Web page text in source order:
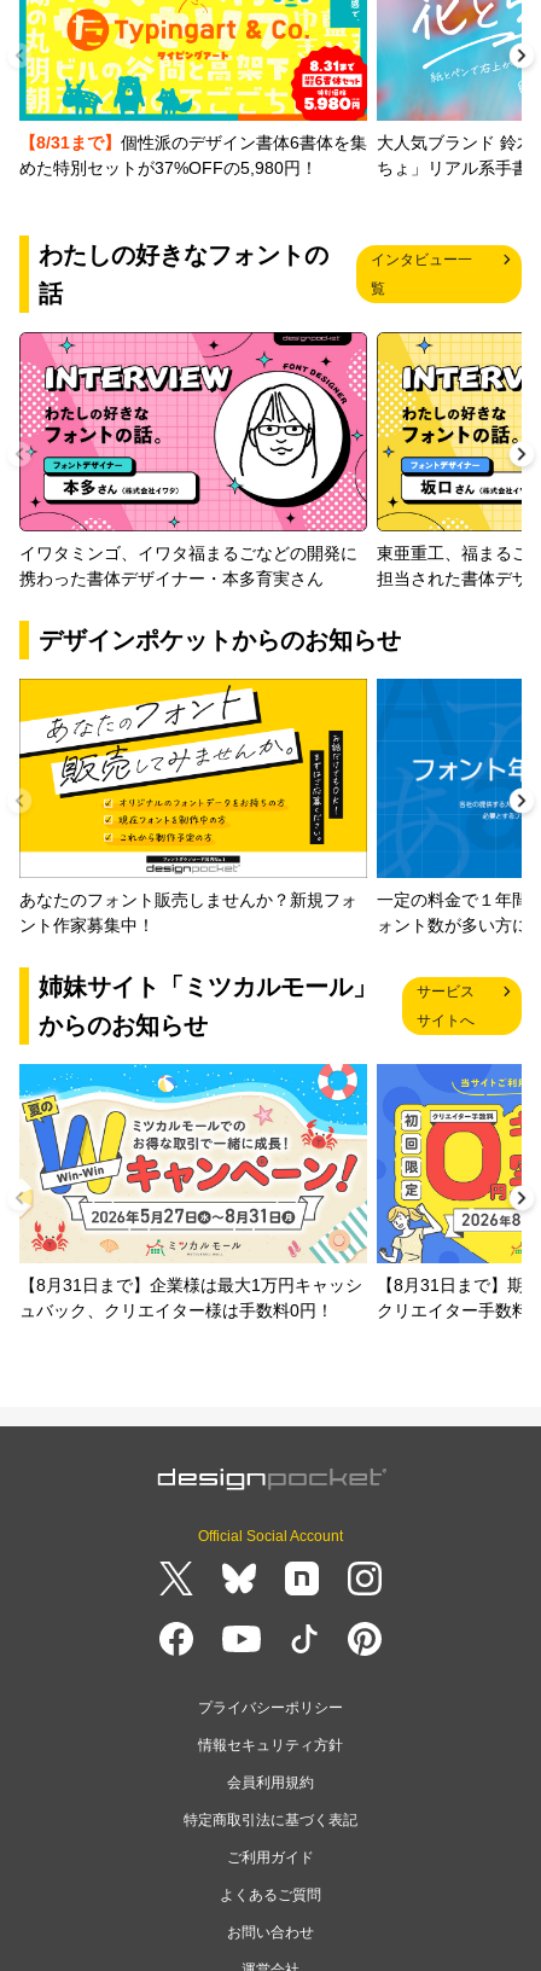
【8/31まで】 個性派のデザイン書体6書体を集
めた特別セットが37%OFFの5,980円！
大人気ブランド 鈴木
ちょ」リアル系手書
わたしの好きなフォントの
話
インタビュー一
覧
イワタミンゴ、イワタ福まるごなどの開発に
携わった書体デザイナー・本多育実さん
東亜重工、福まるご
担当された書体デザ
デザインポケットからのお知らせ
あなたのフォント販売しませんか？新規フォ
ント作家募集中！
一定の料金で１年間
ォント数が多い方に
姉妹サイト「ミツカルモール」
からのお知らせ
サービス
サイトへ
【8月31日まで】企業様は最大1万円キャッシ
ュバック、クリエイター様は手数料0円！
【8月31日まで】期
クリエイター手数料
Official Social Account
プライバシーポリシー
情報セキュリティ方針
会員利用規約
特定商取引法に基づく表記
ご利用ガイド
よくあるご質問
お問い合わせ